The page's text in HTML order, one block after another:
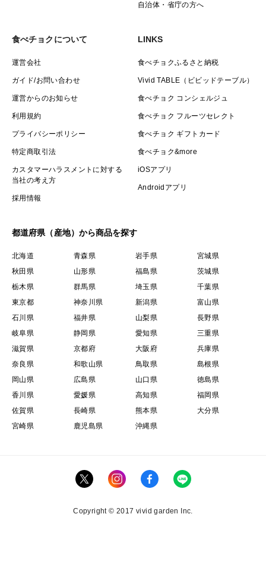
自治体・省庁の方へ
食べチョクについて
運営会社
ガイド/お問い合わせ
運営からのお知らせ
利用規約
プライバシーポリシー
特定商取引法
カスタマーハラスメントに対する
当社の考え方
採用情報
LINKS
食べチョクふるさと納税
Vivid TABLE（ビビッドテーブル）
食べチョク コンシェルジュ
食べチョク フルーツセレクト
食べチョク ギフトカード
食べチョク&more
iOSアプリ
Androidアプリ
都道府県（産地）から商品を探す
北海道 青森県 岩手県
宮城県
秋田県
山形県 福島県
茨城県
栃木県
群馬県 埼玉県
千葉県
東京都
神奈川県 新潟県
富山県
石川県
福井県 山梨県
長野県
岐阜県
静岡県 愛知県
三重県
滋賀県
京都府 大阪府
兵庫県
奈良県
和歌山県 鳥取県
島根県
岡山県
広島県 山口県
徳島県
香川県
愛媛県 高知県
福岡県
佐賀県
長崎県 熊本県
大分県
宮崎県
鹿児島県 沖縄県
Copyright © 2017 vivid garden Inc.